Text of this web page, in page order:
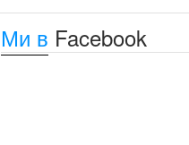
Ми в Facebook